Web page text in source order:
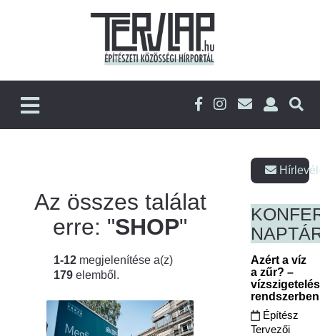
Az összes találat
erre: "SHOP"
1-12 megjelenítése a(z)
179 elemből.
Azért a víz
a zűr? –
Építész
Tervezői